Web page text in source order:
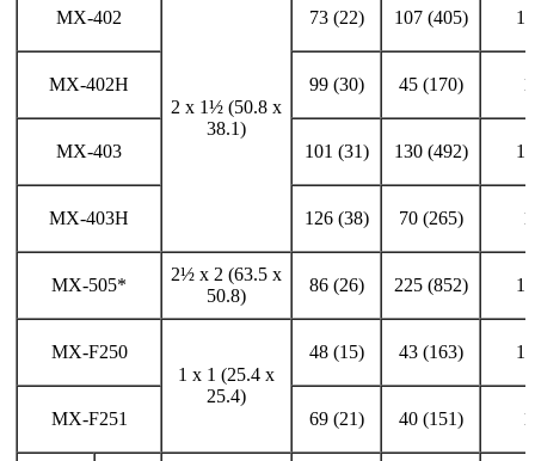
MX-402
2 x 1½ (50.8 x
38.1)
73 (22) 107 (405)
MX-402H 99 (30) 45 (170) 1
MX-403 101 (31) 130 (492)
MX-403H 126 (38) 70 (265) 1
MX-505*
2½ x 2 (63.5 x
50.8)
86 (26) 225 (852)
MX-F250
1 x 1 (25.4 x
25.4)
48 (15) 43 (163)
MX-F251 69 (21) 40 (151) 1